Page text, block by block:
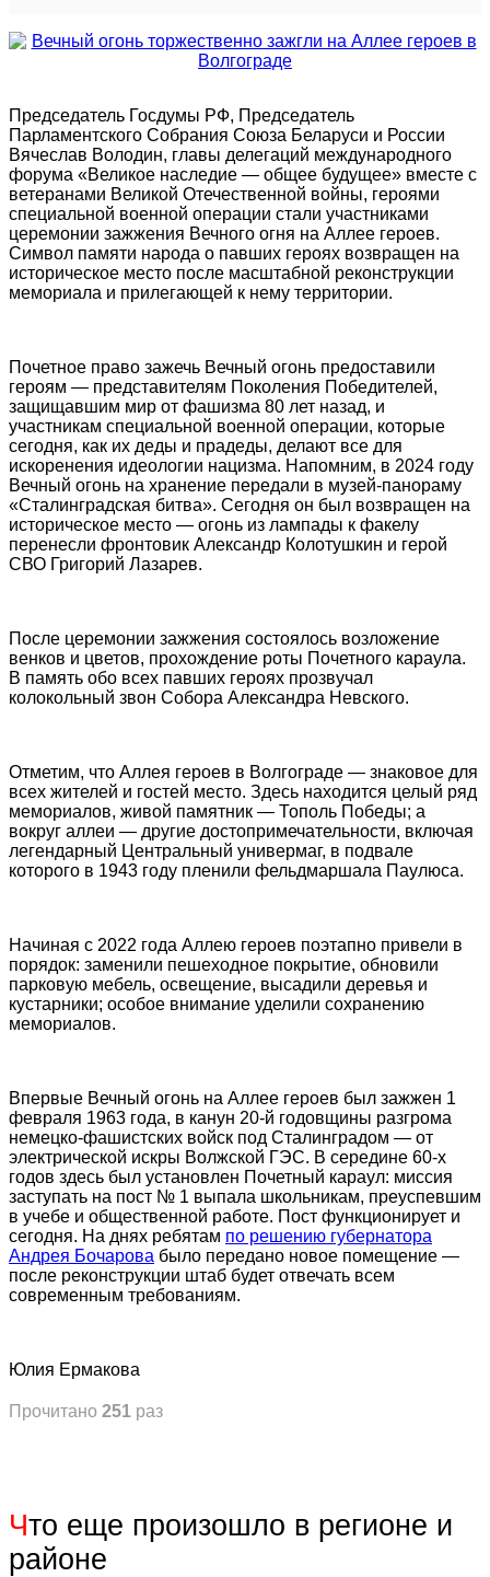
Председатель Госдумы РФ, Председатель
Парламентского Собрания Союза Беларуси и России
Вячеслав Володин, главы делегаций международного
форума «Великое наследие — общее будущее» вместе с
ветеранами Великой Отечественной войны, героями
специальной военной операции стали участниками
церемонии зажжения Вечного огня на Аллее героев.
Символ памяти народа о павших героях возвращен на
историческое место после масштабной реконструкции
мемориала и прилегающей к нему территории.
Почетное право зажечь Вечный огонь предоставили
героям — представителям Поколения Победителей,
защищавшим мир от фашизма 80 лет назад, и
участникам специальной военной операции, которые
сегодня, как их деды и прадеды, делают все для
искоренения идеологии нацизма. Напомним, в 2024 году
Вечный огонь на хранение передали в музей-панораму
«Сталинградская битва». Сегодня он был возвращен на
историческое место — огонь из лампады к факелу
перенесли фронтовик Александр Колотушкин и герой
СВО Григорий Лазарев.
После церемонии зажжения состоялось возложение
венков и цветов, прохождение роты Почетного караула.
В память обо всех павших героях прозвучал
колокольный звон Собора Александра Невского.
Отметим, что Аллея героев в Волгограде — знаковое для
всех жителей и гостей место. Здесь находится целый ряд
мемориалов, живой памятник — Тополь Победы; а
вокруг аллеи — другие достопримечательности, включая
легендарный Центральный универмаг, в подвале
которого в 1943 году пленили фельдмаршала Паулюса.
Начиная с 2022 года Аллею героев поэтапно привели в
порядок: заменили пешеходное покрытие, обновили
парковую мебель, освещение, высадили деревья и
кустарники; особое внимание уделили сохранению
мемориалов.
Впервые Вечный огонь на Аллее героев был зажжен 1
февраля 1963 года, в канун 20-й годовщины разгрома
немецко-фашистских войск под Сталинградом — от
электрической искры Волжской ГЭС. В середине 60-х
годов здесь был установлен Почетный караул: миссия
заступать на пост № 1 выпала школьникам, преуспевшим
в учебе и общественной работе. Пост функционирует и
сегодня. На днях ребятам по решению губернатора
Андрея Бочарова было передано новое помещение —
после реконструкции штаб будет отвечать всем
современным требованиям.
Юлия Ермакова
Прочитано 251 раз
Что еще произошло в регионе и
районе